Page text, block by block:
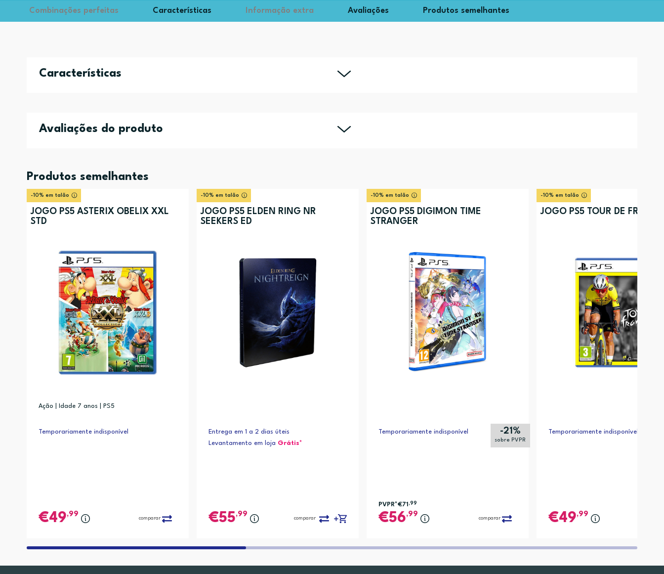
Combinações perfeitas Características Informação extra Avaliações Produtos semelhantes
Características
Avaliações do produto
Produtos semelhantes
-10% em talão
JOGO PS5 ASTERIX OBELIX XXL
STD
Ação | Idade 7 anos | PS5
Temporariamente indisponível
49,99
comparar
-10% em talão
JOGO PS5 ELDEN RING NR
SEEKERS ED
Entrega em 1 a 2 dias úteis
Levantamento em loja Grátis*
55,99
comparar
-10% em talão
JOGO PS5 DIGIMON TIME
STRANGER
Temporariamente indisponível -21%
sobre PVPR
PVPR*€71 ,99
56,99
comparar
-10% em talão
JOGO PS5 TOUR DE
Temporariamente indisponível
49,99